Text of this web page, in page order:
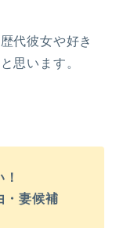
代彼女や好き
思います。
・妻候補